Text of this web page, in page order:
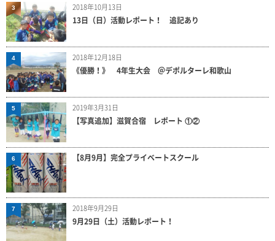
2018年10月13日
13日（日）活動レポート！ 追記あり
3
2018年12月18日
《優勝！》 4年生大会 ＠デポルターレ和歌山
4
2019年3月31日
【写真追加】滋賀合宿 レポート ①②
5
【8月9月】完全プライベートスクール
6
2018年9月29日
9月29日（土）活動レポート！
7